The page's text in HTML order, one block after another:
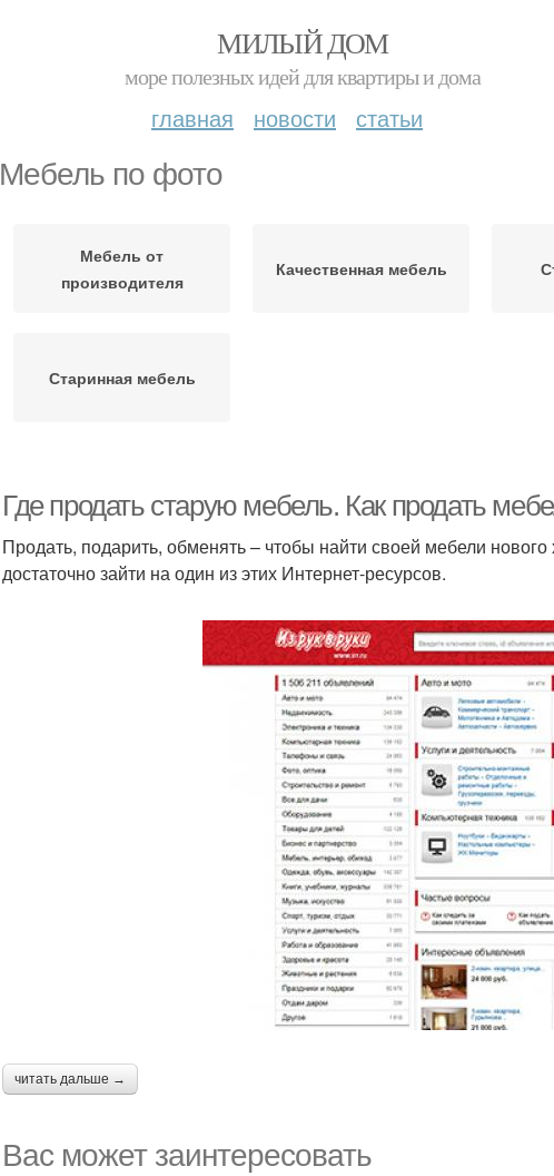
МИЛЫЙ ДОМ
море полезных идей для квартиры и дома
главная новости статьи
Мебель по фото
Мебель от
производителя
Качественная мебель
Старинная мебель
Где продать старую мебель. Как продать
Продать, подарить, обменять – чтобы найти своей мебели
достаточно зайти на один из этих Интернет-ресурсов.
читать дальше →
Вас может заинтересовать